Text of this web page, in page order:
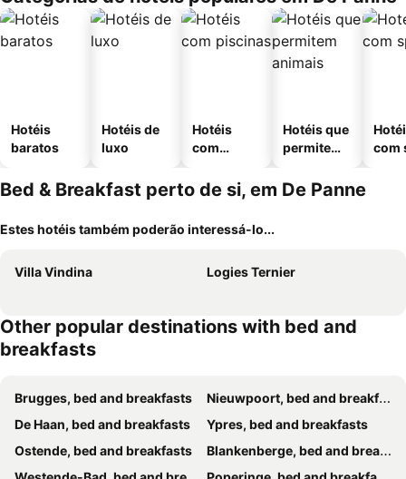
Hotéis
baratos
Hotéis de
luxo
Hotéis
com
Hotéis que
permitem
com
Bed & Breakfast perto de si, em De Panne
Estes hotéis também poderão interessá-lo...
Villa Vindina Logies Ternier
Other popular destinations with bed and
breakfasts
Brugges, bed and breakfasts
Nieuwpoort, bed and breakfasts
De Haan, bed and breakfasts
Ypres, bed and breakfasts
Ostende, bed and breakfasts
Blankenberge, bed and breakfasts